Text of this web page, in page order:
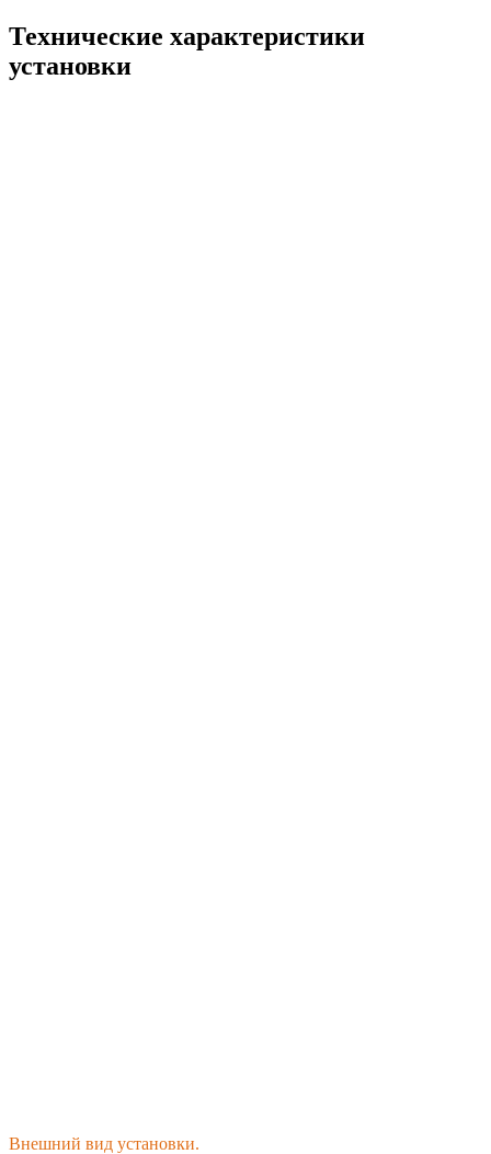
Технические характеристики
установки
Внешний вид установки.